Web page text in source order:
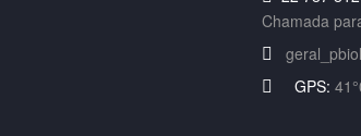
Chamada
GPS: